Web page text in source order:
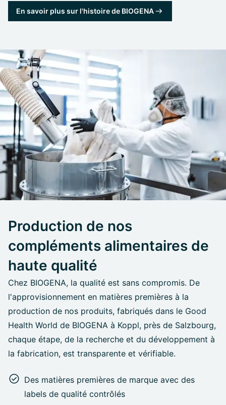
En savoir plus sur l'histoire de BIOGENA
Production de nos
compléments alimentaires de
haute qualité
Chez BIOGENA, la qualité est sans compromis. De
l'approvisionnement en matières premières à la
production de nos produits, fabriqués dans le Good
Health World de BIOGENA à Koppl, près de Salzbourg,
chaque étape, de la recherche et du développement à
la fabrication, est transparente et vérifiable.
Des matières premières de marque avec des
labels de qualité contrôlés